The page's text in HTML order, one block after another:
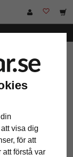
visa dig
för att
förstå var
med